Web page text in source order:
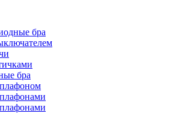
бра
бра